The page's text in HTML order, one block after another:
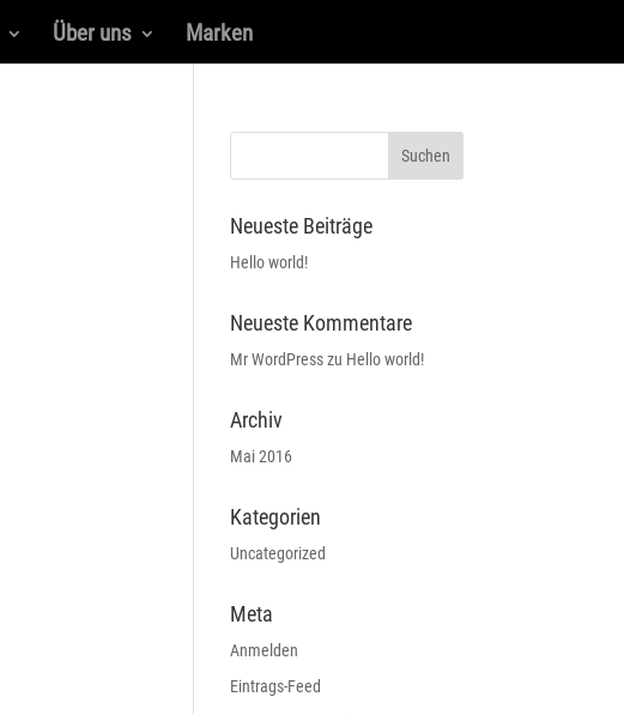
Über uns Marken
Neueste Beiträge
Hello world!
Neueste Kommentare
Mr WordPresszu Hello world!
Archiv
Mai 2016
Kategorien
Uncategorized
Meta
Anmelden
Eintrags-Feed